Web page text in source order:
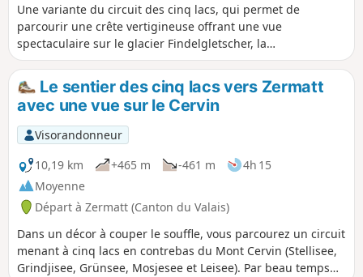
Une variante du circuit des cinq lacs, qui permet de
parcourir une crête vertigineuse offrant une vue
spectaculaire sur le glacier Findelgletscher, la
Schwarzberghorn (3610m) et la Cima di Jazzi (3793m). Les
lacs sont tous différents et offrent systématiquement une
vue imprenable sur le Mont Cervin (Matterhorn).
Le sentier des cinq lacs vers Zermatt
avec une vue sur le Cervin
Visorandonneur
10,19 km
+465 m -461 m
4h 15
Moyenne
Départ à Zermatt (Canton du Valais)
Dans un décor à couper le souffle, vous parcourez un circuit
menant à cinq lacs en contrebas du Mont Cervin (Stellisee,
Grindjisee, Grünsee, Mosjesee et Leisee). Par beau temps